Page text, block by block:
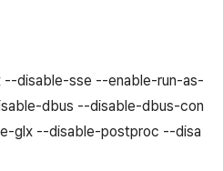
disable-sse --enable-run-as-
dbus --disable-dbus-con
glx --disable-postproc --disa